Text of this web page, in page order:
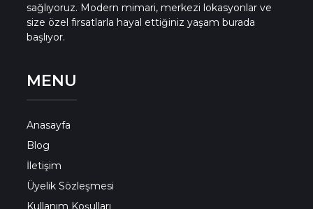
sağlıyoruz. Modern mimari, merkezi lokasyonlar ve
size özel fırsatlarla hayal ettiğiniz yaşam burada
başlıyor.
MENU
Anasayfa
Blog
İletişim
Üyelik Sözleşmesi
Kullanım Koşulları